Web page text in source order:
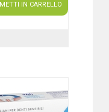
METTI IN CARRELLO